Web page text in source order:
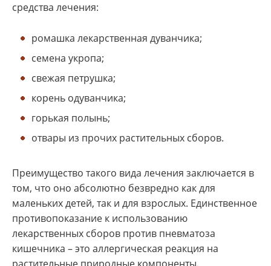
средства лечения:
ромашка лекарственная дуванчика;
семена укропа;
свежая петрушка;
корень одуванчика;
горькая полынь;
отвары из прочих растительных сборов.
Преимущество такого вида лечения заключается в
том, что оно абсолютно безвредно как для
маленьких детей, так и для взрослых. Единственное
противопоказание к использованию
лекарственных сборов против пневматоза
кишечника – это аллергическая реакция на